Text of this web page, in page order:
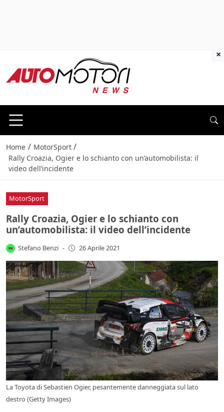
Home / MotorSport /
Rally Croazia, Ogier e lo schianto con un’automobilista: il
video dell’incidente
MotorSport
Rally Croazia, Ogier e lo schianto con
un’automobilista: il video dell’incidente
Stefano Benzi - 26 Aprile 2021
La Toyota di Sebastien Ogier, pesantemente danneggiata sul lato
destro (Getty Images)
×